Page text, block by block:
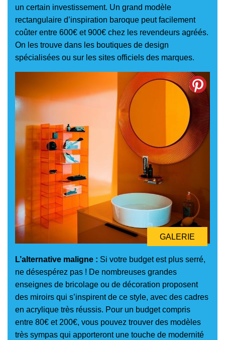
un certain investissement. Un grand modèle
rectangulaire d’inspiration baroque peut facilement
coûter entre 600€ et 900€ chez les revendeurs agréés.
On les trouve dans les boutiques de design
spécialisées ou sur les sites officiels des marques.
GALERIE
L’alternative maligne : Si votre budget est plus serré,
ne désespérez pas ! De nombreuses grandes
enseignes de bricolage ou de décoration proposent
des miroirs qui s’inspirent de ce style, avec des cadres
en acrylique très réussis. Pour un budget compris
entre 80€ et 200€, vous pouvez trouver des modèles
très sympas qui apporteront une touche de modernité